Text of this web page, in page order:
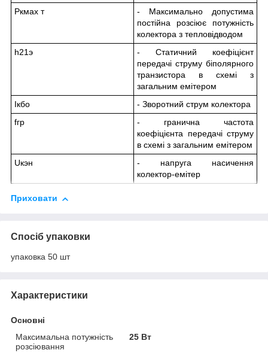
Ркмах т
- Максимально допустима
постійна розсіює потужність
колектора з тепловідводом
һ21э
- Статичний коефіцієнт
передачі струму біполярного
транзистора в схемі з
загальним емітером
Ікбо
- Зворотний струм колектора
fгр
- гранична частота
коефіцієнта передачі струму
в схемі з загальним емітером
Uкэн
- напруга насичення
колектор-емітер
Приховати
Спосіб упаковки
упаковка 50 шт
Характеристики
Основні
Максимальна потужність
розсіювання
25 Вт